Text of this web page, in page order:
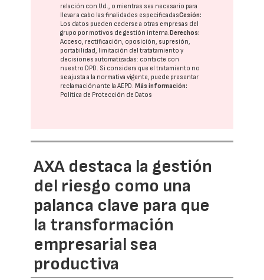
relación con Ud., o mientras sea necesario para
llevar a cabo las finalidades especificadasCesión:
Los datos pueden cederse a otras empresas del
grupo por motivos de gestión interna. Derechos:
Acceso, rectificación, oposición, supresión,
portabilidad, limitación del tratatamiento y
decisiones automatizadas: contacte con
nuestro DPD. Si considera que el tratamiento no
se ajusta a la normativa vigente, puede presentar
reclamación ante laAEPD. Más información:
Política de Protección de Datos
AXA destaca la gestión
del riesgo como una
palanca clave para que
la transformación
empresarial sea
productiva